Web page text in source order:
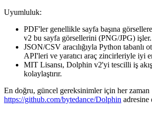
Uyumluluk:
PDF'ler genellikle sayfa başına
v2 bu sayfa görsellerini (PNG/JPG) işler.
JSON/CSV aracılığıyla Python tabanlı
API'leri ve yaratıcı araç zincirleriyle iyi
MIT Lisansı, Dolphin v2'yi tescilli iş
kolaylaştırır.
En doğru, güncel gereksinimler için her zaman
https://github.com/bytedance/Dolphin adresine